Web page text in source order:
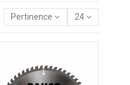
Pertinence 24